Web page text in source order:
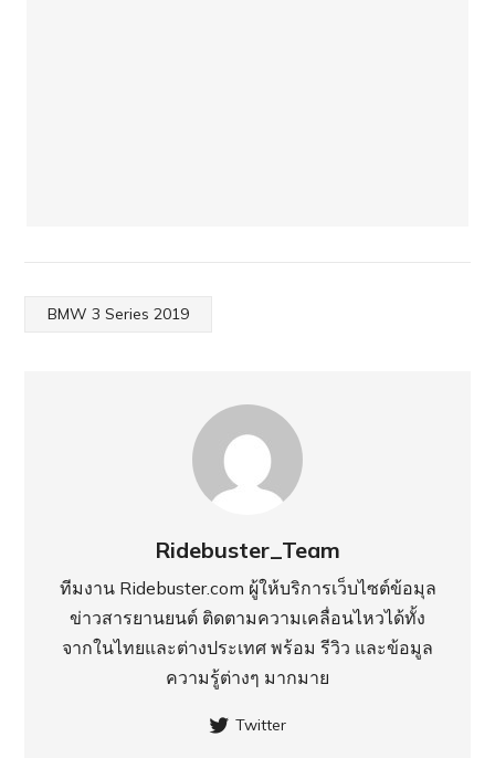
BMW 3 Series 2019
Ridebuster_Team
ทีมงาน Ridebuster.com ผู้ให้บริการเว็บไซต์ข้อมุล
ข่าวสารยานยนต์ ติดตามความเคลื่อนไหวได้ทั้ง
จากในไทยและต่างประเทศ พร้อม รีวิว และข้อมูล
ความรู้ต่างๆ มากมาย
Twitter